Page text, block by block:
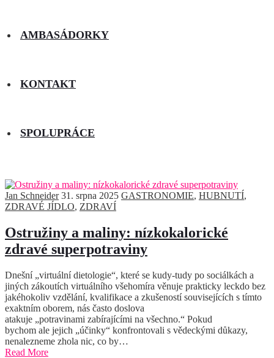
AMBASÁDORKY
KONTAKT
SPOLUPRÁCE
Jan Schneider 31. srpna 2025 GASTRONOMIE, HUBNUTÍ,
ZDRAVÉ JÍDLO, ZDRAVÍ
Ostružiny a maliny: nízkokalorické
zdravé superpotraviny
Dnešní „virtuální dietologie“, které se kudy-tudy po sociálkách a
jiných zákoutích virtuálního všehomíra věnuje prakticky leckdo bez
jakéhokoliv vzdělání, kvalifikace a zkušeností souvisejících s tímto
exaktním oborem, nás často doslova
atakuje „potravinami zabírajícími na všechno.“ Pokud
bychom ale jejich „účinky“ konfrontovali s vědeckými důkazy,
nenalezneme zhola nic, co by…
Read More